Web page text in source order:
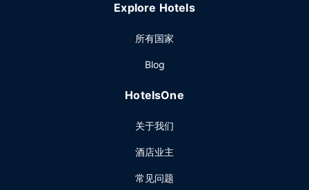
Explore Hotels
所有国家
Blog
HotelsOne
关于我们
酒店业主
常见问题